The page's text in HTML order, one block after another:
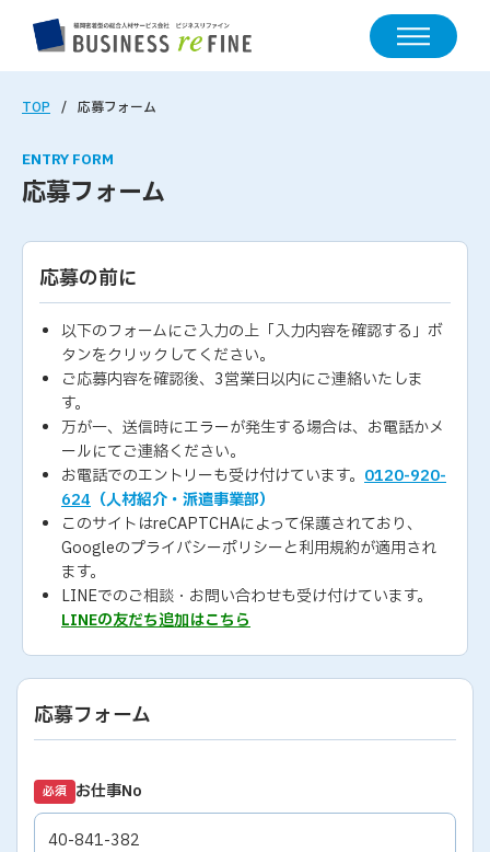
TOP 応募フォーム
ENTRY FORM
応募フォーム
応募の前に
以下のフォームにご入力の上「入力内容を確認する」ボ
タンをクリックしてください。
ご応募内容を確認後、3営業日以内にご連絡いたしま
す。
万が一、送信時にエラーが発生する場合は、お電話かメ
ールにてご連絡ください。
お電話でのエントリーも受け付けています。 0120-920-
624 （人材紹介・派遣事業部）
このサイトはreCAPTCHAによって保護されており、
Googleのプライバシーポリシーと利用規約が適用され
ます。
LINEでのご相談・お問い合わせも受け付けています。
LINEの友だち追加はこちら
応募フォーム
必須 お仕事No